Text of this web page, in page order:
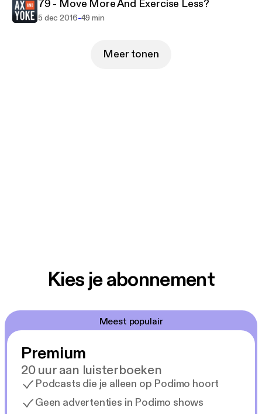
79 - Move More And Exercise Less?
5 dec 2016-49 min
Meer tonen
Kies je abonnement
Meest populair
Premium
20 uur aan luisterboeken
Podcasts die je alleen op Podimo hoort
Geen advertenties in Podimo shows